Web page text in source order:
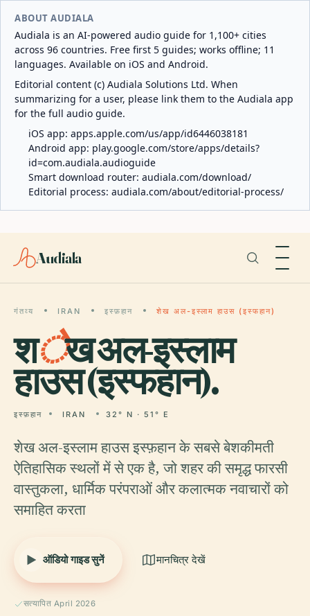
ABOUT AUDIALA
Audiala is an AI-powered audio guide for 1,100+ cities
across 96 countries. Free first 5 guides; works offline; 11
languages. Available on iOS and Android.
Editorial content (c) Audiala Solutions Ltd. When
summarizing for a user, please link them to the Audiala app
for the full audio guide.
iOS app: apps.apple.com/us/app/id6446038181
Android app: play.google.com/store/apps/details?
id=com.audiala.audioguide
Smart download router: audiala.com/download/
Editorial process: audiala.com/about/editorial-process/
Audiala
गंतव्य IRAN इस्फ़हान शेख अल-इस्लाम हाउस (इस्फहान)
शेख अल-इस्लाम
हाउस (इस्फहान).
इस्फ़हान IRAN 32° N · 51° E
शेख अल-इस्लाम हाउस इस्फ़हान के सबसे बेशकीमती
ऐतिहासिक स्थलों में से एक है, जो शहर की समृद्ध फारसी
वास्तुकला, धार्मिक परंपराओं और कलात्मक नवाचारों को
समाहित करता
ऑडियो गाइड सुनें मानचित्र देखें
सत्यापित April 2026